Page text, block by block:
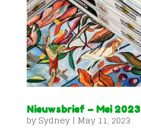
Nieuwsbrief – Mei 2023
by Sydney| May 11, 2023